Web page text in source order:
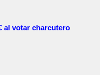
al votar charcutero